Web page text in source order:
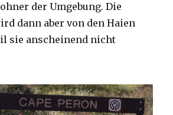
der Umgebung. Die
dann aber von den Haien
sie anscheinend nicht